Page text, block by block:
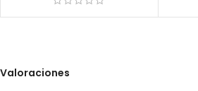
Valoraciones